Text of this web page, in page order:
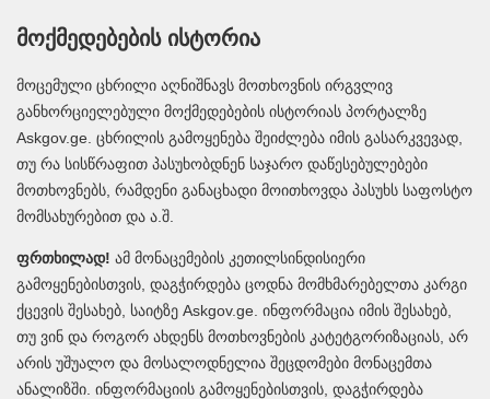
მოქმედებების ისტორია
მოცემული ცხრილი აღნიშნავს მოთხოვნის ირგვლივ
განხორციელებული მოქმედებების ისტორიას პორტალზე
Askgov.ge. ცხრილის გამოყენება შეიძლება იმის გასარკვევად,
თუ რა სისწრაფით პასუხობდნენ საჯარო დაწესებულებები
მოთხოვნებს, რამდენი განაცხადი მოითხოვდა პასუხს საფოსტო
მომსახურებით და ა.შ.
ფრთხილად! ამ მონაცემების კეთილსინდისიერი
გამოყენებისთვის, დაგჭირდება ცოდნა მომხმარებელთა კარგი
ქცევის შესახებ, საიტზე Askgov.ge. ინფორმაცია იმის შესახებ,
თუ ვინ და როგორ ახდენს მოთხოვნების კატეტგორიზაციას, არ
არის უშუალო და მოსალოდნელია შეცდომები მონაცემთა
ანალიზში. ინფორმაციის გამოყენებისთვის, დაგჭირდება